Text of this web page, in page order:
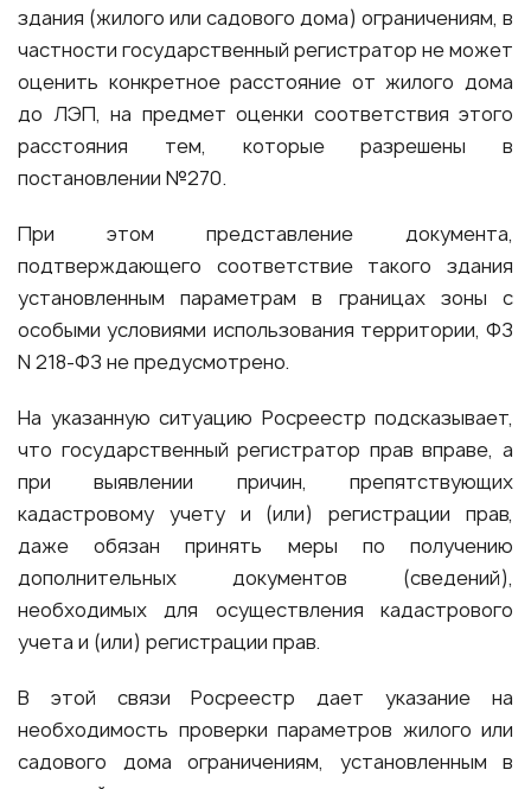
здания (жилого или садового дома) ограничениям, в
частности государственный регистратор не может
оценить конкретное расстояние от жилого дома
до ЛЭП, на предмет оценки соответствия этого
расстояния тем, которые разрешены в
постановлении №270.
При этом представление документа,
подтверждающего соответствие такого здания
установленным параметрам в границах зоны с
особыми условиями использования территории, ФЗ
N 218-ФЗ не предусмотрено.
На указанную ситуацию Росреестр подсказывает,
что государственный регистратор прав вправе, а
при выявлении причин, препятствующих
кадастровому учету и (или) регистрации прав,
даже обязан принять меры по получению
дополнительных документов (сведений),
необходимых для осуществления кадастрового
учета и (или) регистрации прав.
В этой связи Росреестр дает указание на
необходимость проверки параметров жилого или
садового дома ограничениям, установленным в